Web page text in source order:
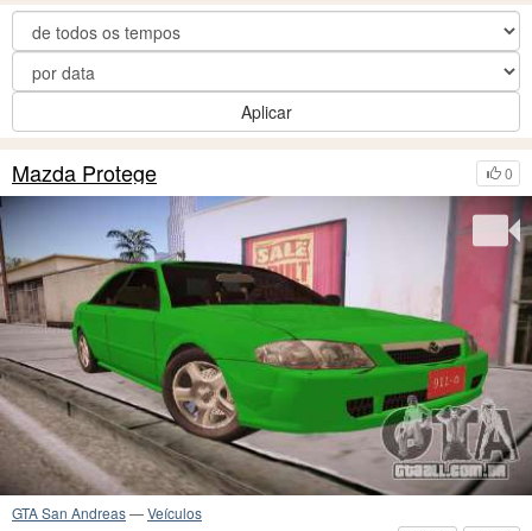
Aplicar
0
Mazda Protege
GTA San Andreas—Veículos